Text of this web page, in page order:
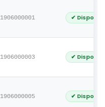
1906000001 ✔
1906000003 ✔
1906000005 ✔